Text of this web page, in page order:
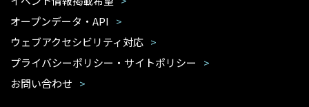
オープンデータ・API
ウェブアクセシビリティ対応
プライバシーポリシー・サイトポリシー
お問い合わせ